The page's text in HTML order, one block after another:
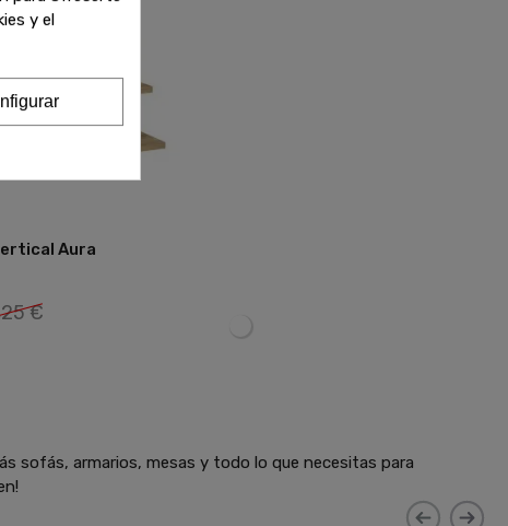
Aura
€
sofás, armarios, mesas y todo lo que necesitas para
y el